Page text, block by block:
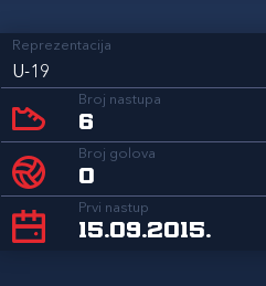
Reprezentacija
U-19
Broj nastupa
6
Broj golova
0
Prvi nastup
15.09.2015.